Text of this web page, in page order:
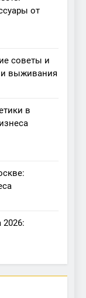
от
советы и
и выживания
в